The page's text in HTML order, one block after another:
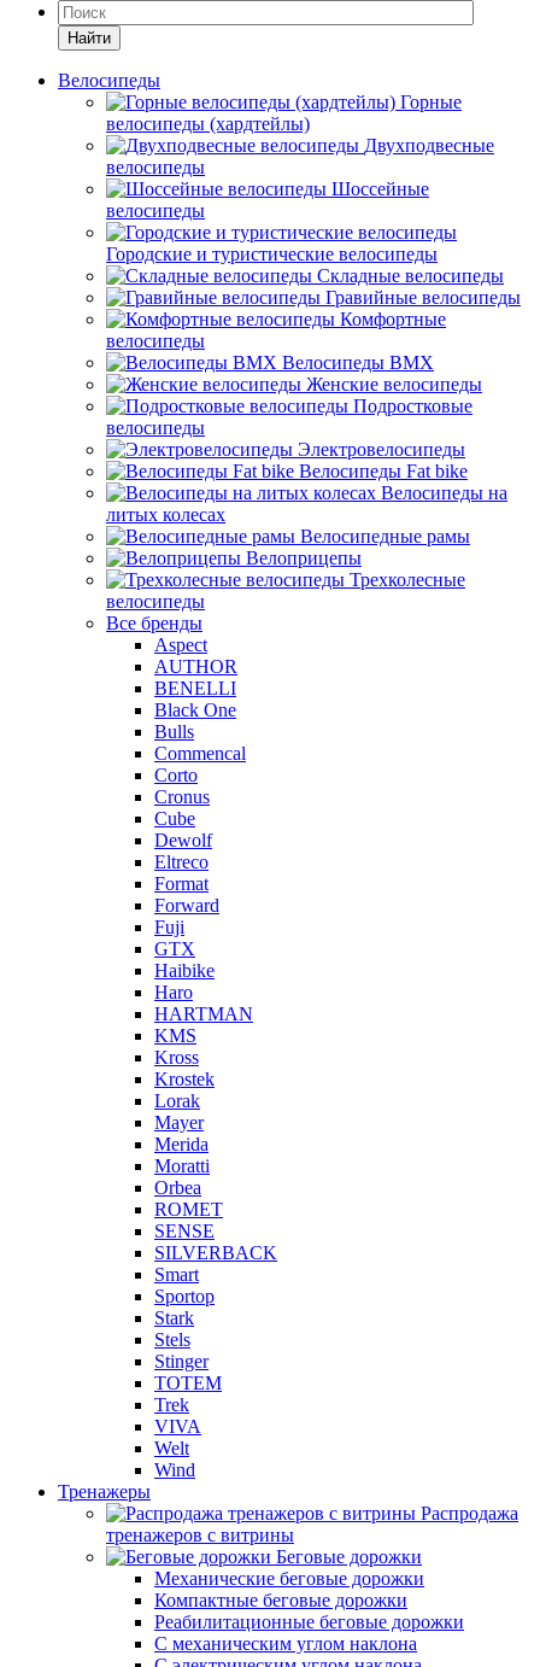
Найти
Велосипеды
Горные
велосипеды (хардтейлы)
Двухподвесные
велосипеды
Шоссейные
велосипеды
Городские и туристические велосипеды
Складные велосипеды
Гравийные велосипеды
Комфортные
велосипеды
Велосипеды BMX
Женские велосипеды
Подростковые
велосипеды
Электровелосипеды
Велосипеды Fat bike
Велосипеды на
литых колесах
Велосипедные рамы
Велоприцепы
Трехколесные
велосипеды
Все бренды
Aspect
AUTHOR
BENELLI
Black One
Bulls
Commencal
Corto
Cronus
Cube
Dewolf
Eltreco
Format
Forward
Fuji
GTX
Haibike
Haro
HARTMAN
KMS
Kross
Krostek
Lorak
Mayer
Merida
Moratti
Orbea
ROMET
SENSE
SILVERBACK
Smart
Sportop
Stark
Stels
Stinger
TOTEM
Trek
VIVA
Welt
Wind
Тренажеры
Распродажа
тренажеров с витрины
Беговые дорожки
Механические беговые дорожки
Компактные беговые дорожки
Реабилитационные беговые дорожки
С механическим углом наклона